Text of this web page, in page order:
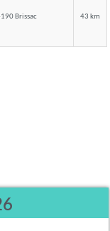
Brissac 43 km